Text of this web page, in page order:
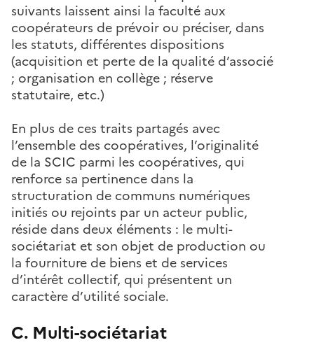
suivants laissent ainsi la faculté aux
coopérateurs de prévoir ou préciser, dans
les statuts, différentes dispositions
(acquisition et perte de la qualité d’associé
; organisation en collège ; réserve
statutaire, etc.)
En plus de ces traits partagés avec
l’ensemble des coopératives, l’originalité
de la SCIC parmi les coopératives, qui
renforce sa pertinence dans la
structuration de communs numériques
initiés ou rejoints par un acteur public,
réside dans deux éléments : le multi-
sociétariat et son objet de production ou
la fourniture de biens et de services
d’intérêt collectif, qui présentent un
caractère d’utilité sociale.
C. Multi-sociétariat